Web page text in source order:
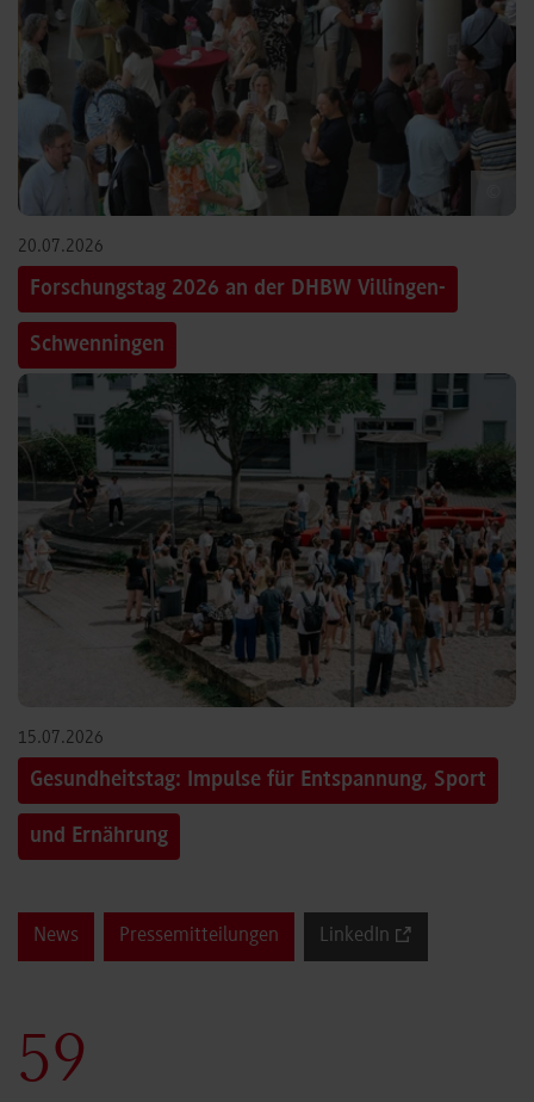
20.07.2026
Forschungstag 2026 an der DHBW Villingen-
Schwenningen
15.07.2026
Gesundheitstag: Impulse für Entspannung, Sport
und Ernährung
News Pressemitteilungen LinkedIn
60